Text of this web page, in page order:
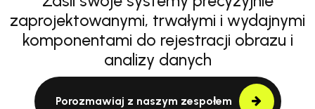
zaprojektowanymi, trwałymi i wydajnymi
komponentami do rejestracji obrazu i
analizy danych
Porozmawiaj z naszym zespołem